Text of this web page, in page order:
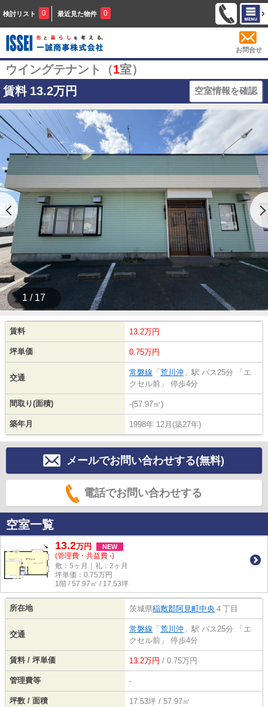
検討リスト 0 最近見た物件 0
お問合せ
ウイングテナント（1室）
賃料 13.2万円 空室情報を確認
1 / 17
賃料 13.2万円
坪単価 0.75万円
交通
常磐線 「 荒川沖 」駅 バス25分 「エ
クセル前」 停歩4分
間取り(面積) -(57.97㎡)
築年月 1998年 12月(築27年)
メールでお問い合わせする(無料)
電話でお問い合わせする
空室一覧
13.2万円 NEW
(管理費・共益費 -)
敷：5ヶ月｜礼：2ヶ月
坪単価： 0.75万円
1階 / 57.97㎡ / 17.53坪
所在地 茨城県稲敷郡阿見町中央 ４丁目
交通
常磐線 「 荒川沖 」駅 バス25分 「エ
クセル前」 停歩4分
賃料 / 坪単価 13.2万円 / 0.75万円
管理費等 -
坪数 / 面積 17.53坪 / 57.97㎡